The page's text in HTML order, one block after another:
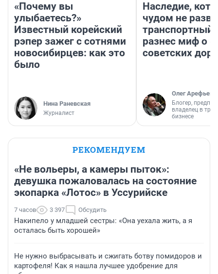
«Почему вы
улыбаетесь?»
Известный корейский
рэпер зажег с сотнями
новосибирцев: как это
было
Нина Раневская
Журналист
Наследие,
чудом не
транспортный
разнес миф о
советских
Олег Арефьев
Блогер,
владелец в
бизнесе
РЕКОМЕНДУЕМ
«Не вольеры, а камеры пыток»:
девушка пожаловалась на состояние
экопарка «Лотос» в Уссурийске
7 часов 3 397 Обсудить
Накипело у младшей сестры: «Она уехала жить, а я
осталась быть хорошей»
Не нужно выбрасывать и сжигать ботву помидоров и
картофеля! Как я нашла лучшее удобрение для